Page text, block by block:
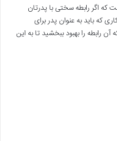
اگر رابطه سختی با پدرتان
که باید به عنوان پدر برای
رابطه را بهبود ببخشید تا به این